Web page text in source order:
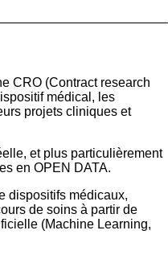
CRO (Contract research
médical, les
projets cliniques et
et plus particulièrement
en OPEN DATA.
dispositifs médicaux,
de soins à partir de
(Machine Learning,